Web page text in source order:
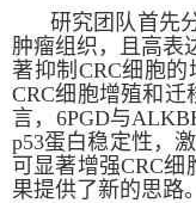
研究团队首先
肿瘤组织，且高表
著抑制 CRC细胞的
CRC细胞增殖和迁
言， 6PGD与
p53蛋白稳定性，
可显著增强CRC细
果提供了新的思路。